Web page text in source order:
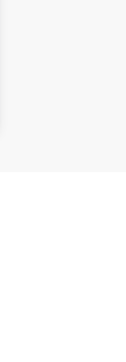
slide